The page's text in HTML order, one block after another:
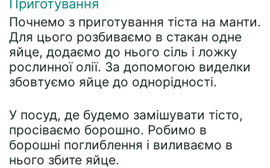
Приготування
Почнемо з приготування тіста на манти.
Для цього розбиваємо в стакан одне
яйце, додаємо до нього сіль і ложку
рослинної олії. За допомогою виделки
збовтуємо яйце до однорідності.
У посуд, де будемо замішувати тісто,
просіваємо борошно. Робимо в
борошні поглиблення і виливаємо в
нього збите яйце.